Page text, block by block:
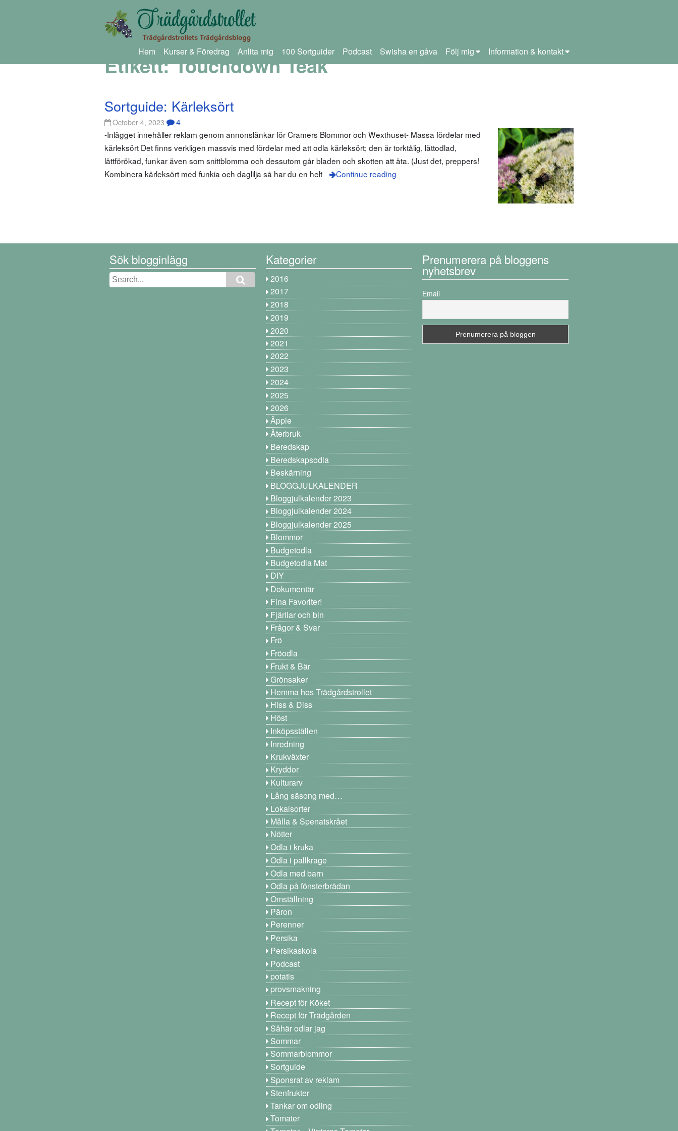
Hem Kurser & Föredrag Anlita mig 100 Sortguider Podcast Swisha en gåva Följ mig Information & kontakt
Etikett:Touchdown Teak
Sortguide: Kärleksört
October 4, 2023 4
-Inlägget innehåller reklam genom annonslänkar för Cramers Blommor och Wexthuset- Massa fördelar med
kärleksört Det finns verkligen massvis med fördelar med att odla kärleksört; den är torktålig, lättodlad,
lättförökad, funkar även som snittblomma och dessutom går bladen och skotten att äta. (Just det, preppers!
Kombinera kärleksört med funkia och daglilja så har du en helt
Continue reading
Sök blogginlägg Kategorier
2016
2017
2018
2019
2020
2021
2022
2023
2024
2025
2026
Äpple
Återbruk
Beredskap
Beredskapsodla
Beskärning
BLOGGJULKALENDER
Bloggjulkalender 2023
Bloggjulkalender 2024
Bloggjulkalender 2025
Blommor
Budgetodla
Budgetodla Mat
DIY
Dokumentär
Fina Favoriter!
Fjärilar och bin
Frågor & Svar
Frö
Fröodla
Frukt & Bär
Grönsaker
Hemma hos Trädgårdstrollet
Hiss & Diss
Höst
Inköpsställen
Inredning
Krukväxter
Kryddor
Kulturarv
Lång säsong med…
Lokalsorter
Målla & Spenatskrået
Nötter
Odla i kruka
Odla i pallkrage
Odla med barn
Odla på fönsterbrädan
Omställning
Päron
Perenner
Persika
Persikaskola
Podcast
potatis
provsmakning
Recept för Köket
Recept för Trädgården
Såhär odlar jag
Sommar
Sommarblommor
Sortguide
Sponsrat av reklam
Stenfrukter
Tankar om odling
Tomater
Prenumerera på bloggens
nyhetsbrev
Email